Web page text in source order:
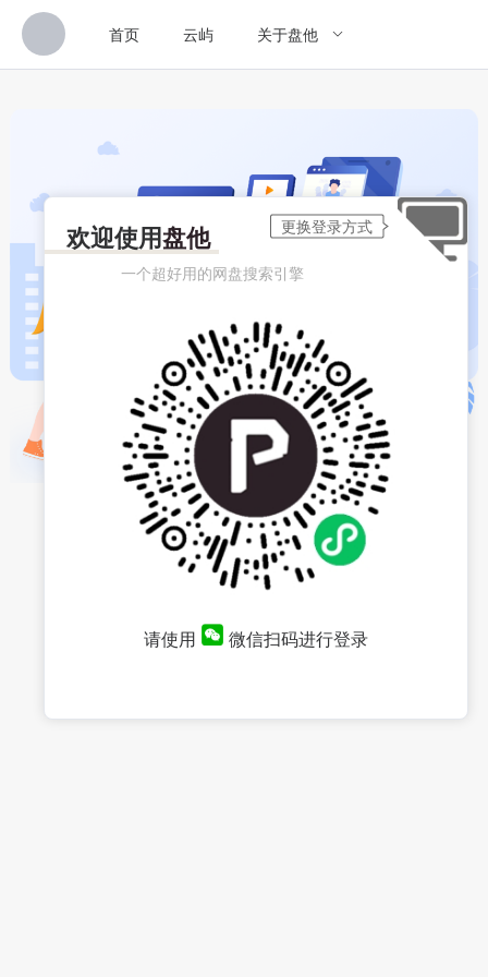
首页 云屿 关于盘他
欢迎使用盘他
一个超好用的网盘搜索引擎
请使用 微信扫码进行登录